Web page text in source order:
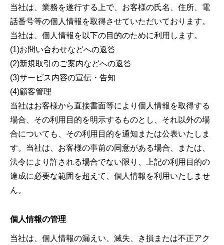
当社は、業務を遂行する上で、お客様の氏名、住所、電
話番号等の個人情報を取得させていただいております。
当社は、個人情報を以下の目的のために利用します。
(1)お問い合わせなどへの返答
(2)新規取引のご案内などへの返答
(3)サービス内容の宣伝・告知
(4)顧客管理
当社はお客様から直接書面等により個人情報を取得する
場合、その利用目的を明示するものとし、それ以外の場
合についても、その利用目的を通知または公表いたしま
す。当社は、お客様の事前の同意がある場合、または、
法令により許される場合でない限り、上記の利用目的の
達成に必要な範囲を超えて、個人情報を利用いたしませ
ん。
個人情報の管理
当社は、個人情報の漏えい、滅失、き損または不正アク